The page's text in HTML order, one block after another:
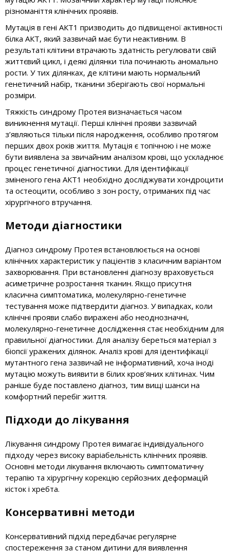
різноманіття клінічних проявів.
Мутація в гені АКТ1 призводить до підвищеної активності
білка АКТ, який зазвичай має бути неактивним. В
результаті клітини втрачають здатність регулювати свій
життєвий цикл, і деякі ділянки тіла починають аномально
рости. У тих ділянках, де клітини мають нормальний
генетичний набір, тканини зберігають свої нормальні
розміри.
Тяжкість синдрому Протея визначається часом
виникнення мутації. Перші клінічні прояви зазвичай
з’являються тільки після народження, особливо протягом
перших двох років життя. Мутація є топічною і не може
бути виявлена за звичайним аналізом крові, що ускладнює
процес генетичної діагностики. Для ідентифікації
зміненого гена АКТ1 необхідно досліджувати хондроцити
та остеоцити, особливо з зон росту, отриманих під час
хірургічного втручання.
Методи діагностики
Діагноз синдрому Протея встановлюється на основі
клінічних характеристик у пацієнтів з класичним варіантом
захворювання. При встановленні діагнозу враховується
асиметричне розростання тканин. Якщо присутня
класична симптоматика, молекулярно-генетичне
тестування може підтвердити діагноз. У випадках, коли
клінічні прояви слабо виражені або неоднозначні,
молекулярно-генетичне дослідження стає необхідним для
правильної діагностики. Для аналізу береться матеріал з
біопсії уражених ділянок. Аналіз крові для ідентифікації
мутантного гена зазвичай не інформативний, хоча іноді
мутацію можуть виявити в білих кров’яних клітинах. Чим
раніше буде поставлено діагноз, тим вищі шанси на
комфортний перебіг життя.
Підходи до лікування
Лікування синдрому Протея вимагає індивідуального
підходу через високу варіабельність клінічних проявів.
Основні методи лікування включають симптоматичну
терапію та хірургічну корекцію серйозних деформацій
кісток і хребта.
Консервативні методи
Консервативний підхід передбачає регулярне
спостереження за станом дитини для виявлення